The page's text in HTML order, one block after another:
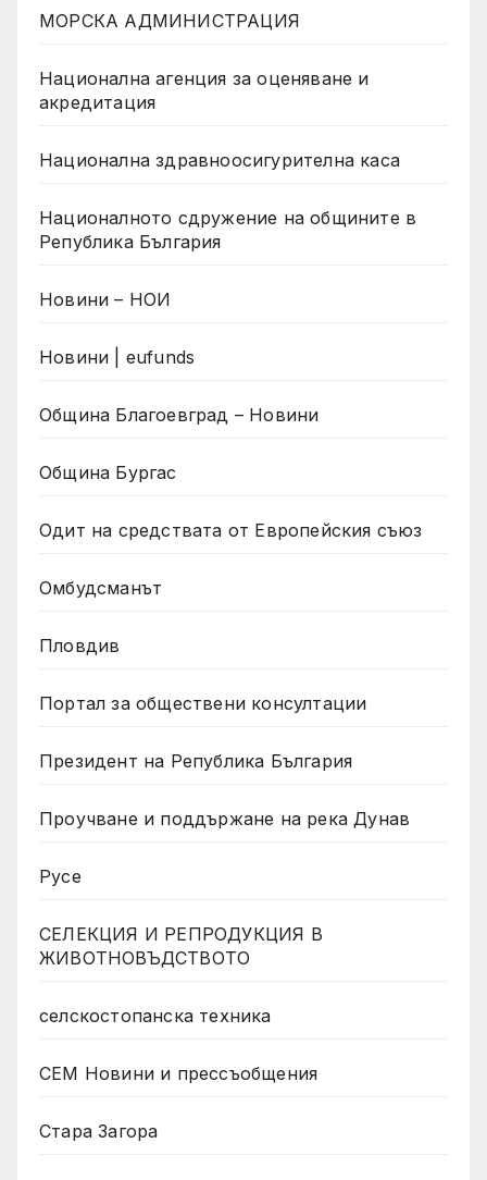
МОРСКА АДМИНИСТРАЦИЯ
Национална агенция за оценяване и
акредитация
Национална здравноосигурителна каса
Националното сдружение на общините в
Република България
Новини – НОИ
Новини | eufunds
Община Благоевград – Новини
Община Бургас
Одит на средствата от Европейския съюз
Омбудсманът
Пловдив
Портал за обществени консултации
Президент на Република България
Проучване и поддържане на река Дунав
Русе
СЕЛЕКЦИЯ И РЕПРОДУКЦИЯ В
ЖИВОТНОВЪДСТВОТО
селскостопанска техника
СЕМ Новини и прессъобщения
Стара Загора